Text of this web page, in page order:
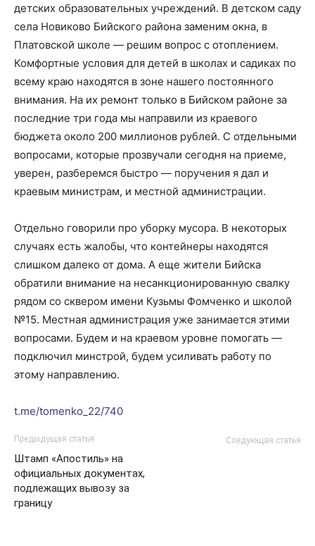
детских образовательных учреждений. В детском саду
села Новиково Бийского района заменим окна, в
Платовской школе — решим вопрос с отоплением.
Комфортные условия для детей в школах и садиках по
всему краю находятся в зоне нашего постоянного
внимания. На их ремонт только в Бийском районе за
последние три года мы направили из краевого
бюджета около 200 миллионов рублей. С отдельными
вопросами, которые прозвучали сегодня на приеме,
уверен, разберемся быстро — поручения я дал и
краевым министрам, и местной администрации.
Отдельно говорили про уборку мусора. В некоторых
случаях есть жалобы, что контейнеры находятся
слишком далеко от дома. А еще жители Бийска
обратили внимание на несанкционированную свалку
рядом со сквером имени Кузьмы Фомченко и школой
№15. Местная администрация уже занимается этими
вопросами. Будем и на краевом уровне помогать —
подключил минстрой, будем усиливать работу по
этому направлению.
t.me/tomenko_22/740
Предыдущая статья
Штамп «Апостиль» на
официальных документах,
подлежащих вывозу за
границу
Следующая статья